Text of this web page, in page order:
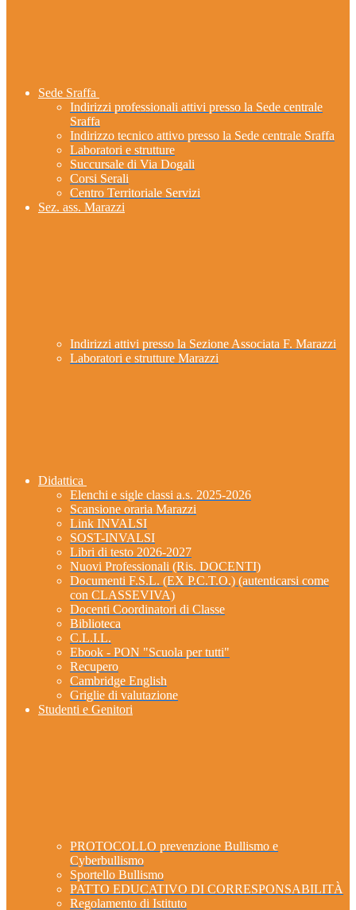
Sede Sraffa
Indirizzi professionali attivi presso la Sede centrale
Sraffa
Indirizzo tecnico attivo presso la Sede centrale Sraffa
Laboratori e strutture
Succursale di Via Dogali
Corsi Serali
Centro Territoriale Servizi
Sez. ass. Marazzi
Indirizzi attivi presso la Sezione Associata F. Marazzi
Laboratori e strutture Marazzi
Didattica
Elenchi e sigle classi a.s. 2025-2026
Scansione oraria Marazzi
Link INVALSI
SOST-INVALSI
Libri di testo 2026-2027
Nuovi Professionali (Ris. DOCENTI)
Documenti F.S.L. (EX P.C.T.O.) (autenticarsi come
con CLASSEVIVA)
Docenti Coordinatori di Classe
Biblioteca
C.L.I.L.
Ebook - PON "Scuola per tutti"
Recupero
Cambridge English
Griglie di valutazione
Studenti e Genitori
PROTOCOLLO prevenzione Bullismo e
Cyberbullismo
Sportello Bullismo
PATTO EDUCATIVO DI CORRESPONSABILITÀ
Regolamento di Istituto